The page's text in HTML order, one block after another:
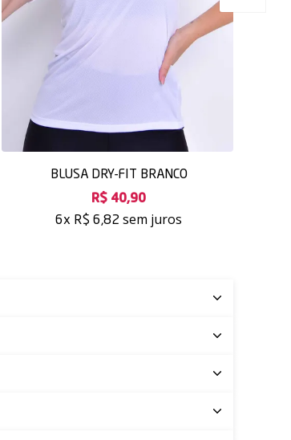
BLUSA DRY-FIT BRANCO
R$ 40,90
6x R$ 6,82sem juros